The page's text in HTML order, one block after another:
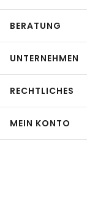
BERATUNG
UNTERNEHMEN
RECHTLICHES
MEIN KONTO